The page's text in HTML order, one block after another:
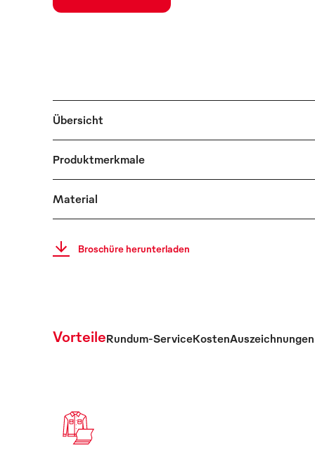
Übersicht
Produktmerkmale
Material
Broschüre herunterladen
VorteileRundum-ServiceKostenAuszeichnungen